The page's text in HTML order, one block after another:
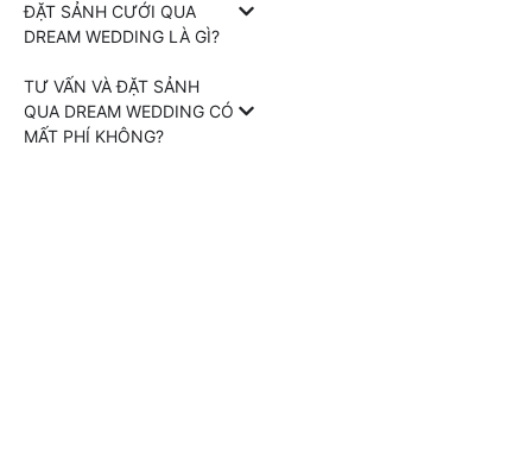
ĐẶT SẢNH CƯỚI QUA
DREAM WEDDING LÀ GÌ?
TƯ VẤN VÀ ĐẶT SẢNH
QUA DREAM WEDDING CÓ
MẤT PHÍ KHÔNG?